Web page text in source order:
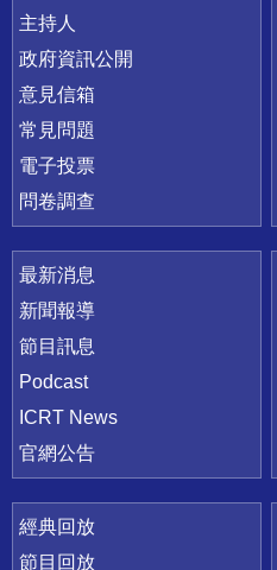
主持人
政府資訊公開
意見信箱
常見問題
電子投票
問卷調查
最新消息
新聞報導
節目訊息
Podcast
ICRT News
官網公告
經典回放
節目回放